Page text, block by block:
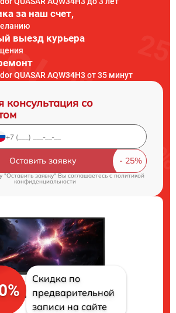
за наш счет,
выезд курьера
QUASAR AQW34H3 от 35 минут
консультация со
Оставить заявку
"Оставить заявку" Вы соглашаетесь cполитикой
конфиденциальности
Скидка по
предварительной
записи на сайте